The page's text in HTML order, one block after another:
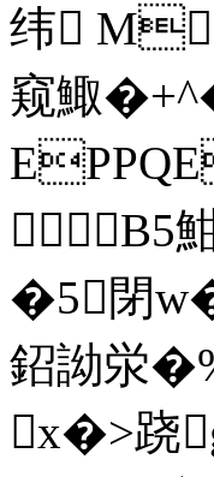
纬
窥鯫
B5
�5閉
鉊詏泶
x�>跷